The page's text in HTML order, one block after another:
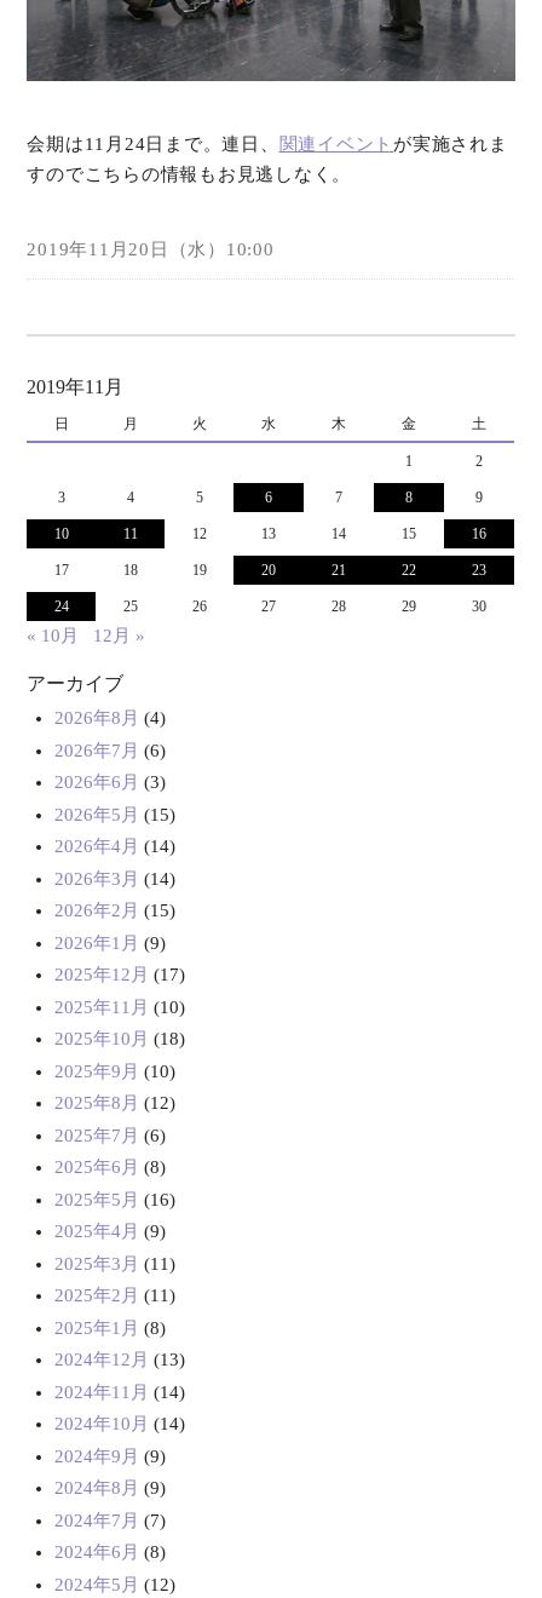
会期は11月24日まで。連日、 関連イベント が実施されま
すのでこちらの情報もお見逃しなく。
2019年11月20日（水）10:00
2019年11月
日 月 火 水 木 金 土
1 2
3 4 5 6 7 8 9
10 11 12 13 14 15 16
17 18 19 20 21 22 23
24 25 26 27 28 29 30
« 10月 12月 »
アーカイブ
2026年8月 (4)
2026年7月 (6)
2026年6月 (3)
2026年5月 (15)
2026年4月 (14)
2026年3月 (14)
2026年2月 (15)
2026年1月 (9)
2025年12月 (17)
2025年11月 (10)
2025年10月 (18)
2025年9月 (10)
2025年8月 (12)
2025年7月 (6)
2025年6月 (8)
2025年5月 (16)
2025年4月 (9)
2025年3月 (11)
2025年2月 (11)
2025年1月 (8)
2024年12月 (13)
2024年11月 (14)
2024年10月 (14)
2024年9月 (9)
2024年8月 (9)
2024年7月 (7)
2024年6月 (8)
2024年5月 (12)